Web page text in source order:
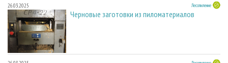
26.03.2025 Лесопиление
Черновые заготовки из пиломатериалов